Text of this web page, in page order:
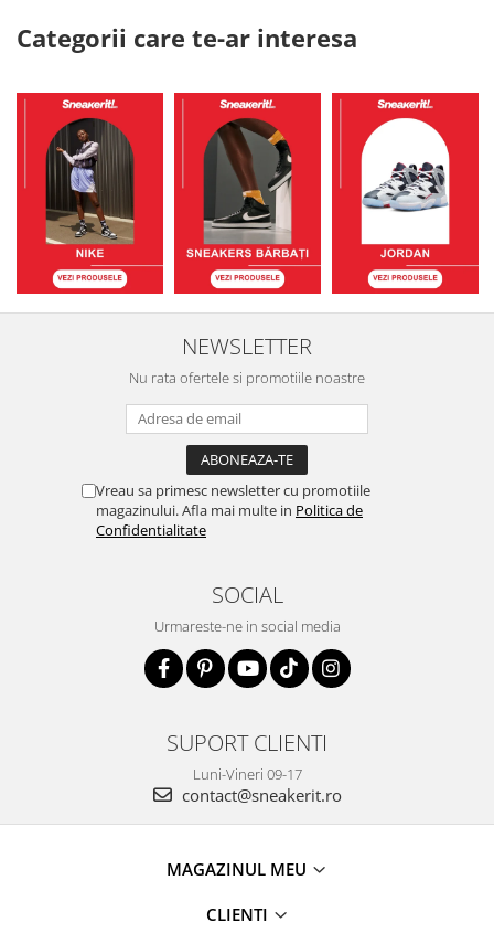
Categorii care te-ar interesa
NEWSLETTER
Nu rata ofertele si promotiile noastre
Vreau sa primesc newsletter cu promotiile
magazinului. Afla mai multe in Politica de
Confidentialitate
SOCIAL
Urmareste-ne in social media
SUPORT CLIENTI
Luni-Vineri 09-17
contact@sneakerit.ro
MAGAZINUL MEU
CLIENTI